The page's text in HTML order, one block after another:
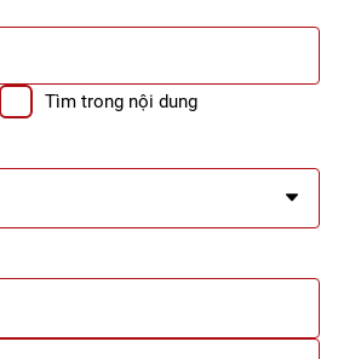
Tìm trong nội dung